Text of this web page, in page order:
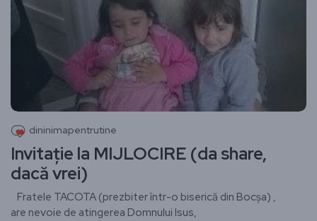
dininimapentrutine
Invitație la MIJLOCIRE (da share,
dacă vrei)
Fratele TACOTA (prezbiter într-o biserică din Bocșa) ,
are nevoie de atingerea Domnului Isus,